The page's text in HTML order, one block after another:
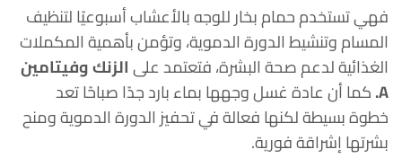
فهي تستخدم حمام بخار للوجه بالأعشاب أسبوعيًا لتنظيف
المسام وتنشيط الدورة الدموية، وتؤمن بأهمية المكملات
الغذائية لدعم صحة البشرة، فتعتمد علىالزنك وفيتامين
A. كما أن عادة غسل وجهها بماء بارد جدًا صباحًا تعد
خطوة بسيطة لكنها فعالة في تحفيز الدورة الدموية ومنح
بشرتها إشراقة فورية.